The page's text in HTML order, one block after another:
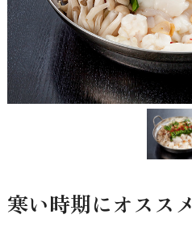
寒い時期にオススメ